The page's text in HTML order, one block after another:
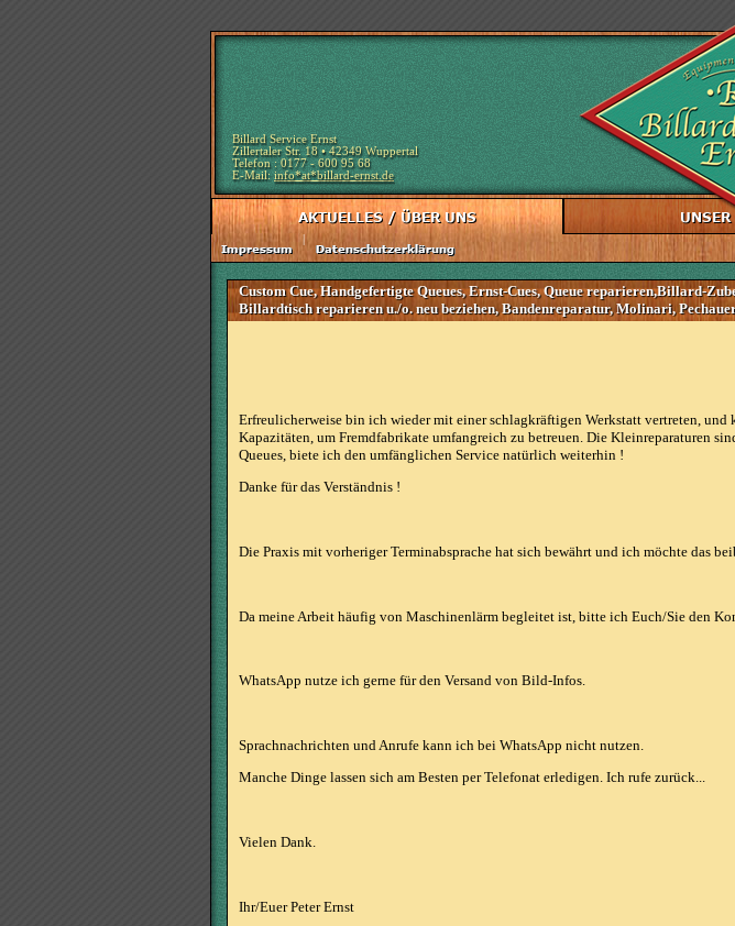
Billard Service Ernst
Zillertaler Str. 18 • 42349 Wuppertal
Telefon : 0177 - 600 95 68
E-Mail:info*at*billard-ernst.de
Custom Cue, Handgefertigte Queues, Ernst-Cues, Queue reparieren,Billard-
Billardtisch reparieren u./o. neu beziehen, Bandenreparatur, Molinari,
Erfreulicherweise bin ich wieder mit einer schlagkräftigen Werkstatt vertreten,
Kapazitäten, um Fremdfabrikate umfangreich zu betreuen. Die Kleinreparaturen
Queues, biete ich den umfänglichen Service natürlich weiterhin !
Danke für das Verständnis !
Die Praxis mit vorheriger Terminabsprache hat sich bewährt und ich möchte das
Da meine Arbeit häufig von Maschinenlärm begleitet ist, bitte ich Euch/Sie den
WhatsApp nutze ich gerne für den Versand von Bild-Infos.
Sprachnachrichten und Anrufe kann ich bei WhatsApp nicht nutzen.
Manche Dinge lassen sich am Besten per Telefonat erledigen. Ich rufe zurück...
Vielen Dank.
Ihr/Euer Peter Ernst